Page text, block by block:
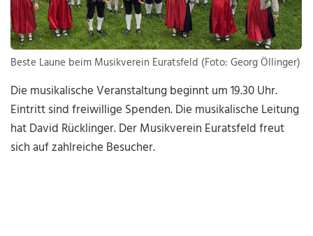
Beste Laune beim Musikverein Euratsfeld (Foto: Georg Öllinger)
Die musikalische Veranstaltung beginnt um 19.30 Uhr.
Eintritt sind freiwillige Spenden. Die musikalische Leitung
hat David Rücklinger. Der Musikverein Euratsfeld freut
sich auf zahlreiche Besucher.